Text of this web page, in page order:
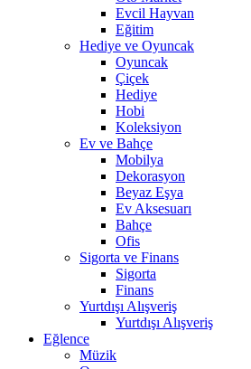
Evcil Hayvan
Eğitim
Hediye ve Oyuncak
Oyuncak
Çiçek
Hediye
Hobi
Koleksiyon
Ev ve Bahçe
Mobilya
Dekorasyon
Beyaz Eşya
Ev Aksesuarı
Bahçe
Ofis
Sigorta ve Finans
Sigorta
Finans
Yurtdışı Alışveriş
Yurtdışı Alışveriş
Eğlence
Müzik